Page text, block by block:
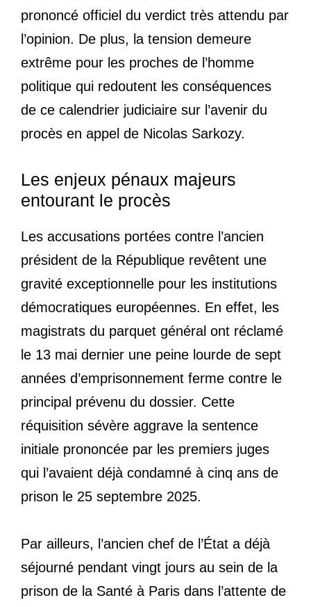
prononcé officiel du verdict très attendu par
l’opinion. De plus, la tension demeure
extrême pour les proches de l’homme
politique qui redoutent les conséquences
de ce calendrier judiciaire sur l’avenir du
procès en appel de Nicolas Sarkozy.
Les enjeux pénaux majeurs
entourant le procès
Les accusations portées contre l’ancien
président de la République revêtent une
gravité exceptionnelle pour les institutions
démocratiques européennes. En effet, les
magistrats du parquet général ont réclamé
le 13 mai dernier une peine lourde de sept
années d’emprisonnement ferme contre le
principal prévenu du dossier. Cette
réquisition sévère aggrave la sentence
initiale prononcée par les premiers juges
qui l’avaient déjà condamné à cinq ans de
prison le 25 septembre 2025.
Par ailleurs, l’ancien chef de l’État a déjà
séjourné pendant vingt jours au sein de la
prison de la Santé à Paris dans l’attente de